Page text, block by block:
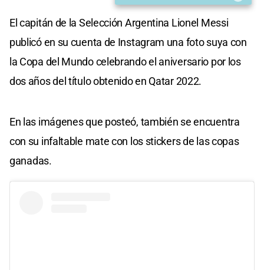
El capitán de la Selección Argentina Lionel Messi
publicó en su cuenta de Instagram una foto suya con
la Copa del Mundo celebrando el aniversario por los
dos años del título obtenido en Qatar 2022.
En las imágenes que posteó, también se encuentra
con su infaltable mate con los stickers de las copas
ganadas.